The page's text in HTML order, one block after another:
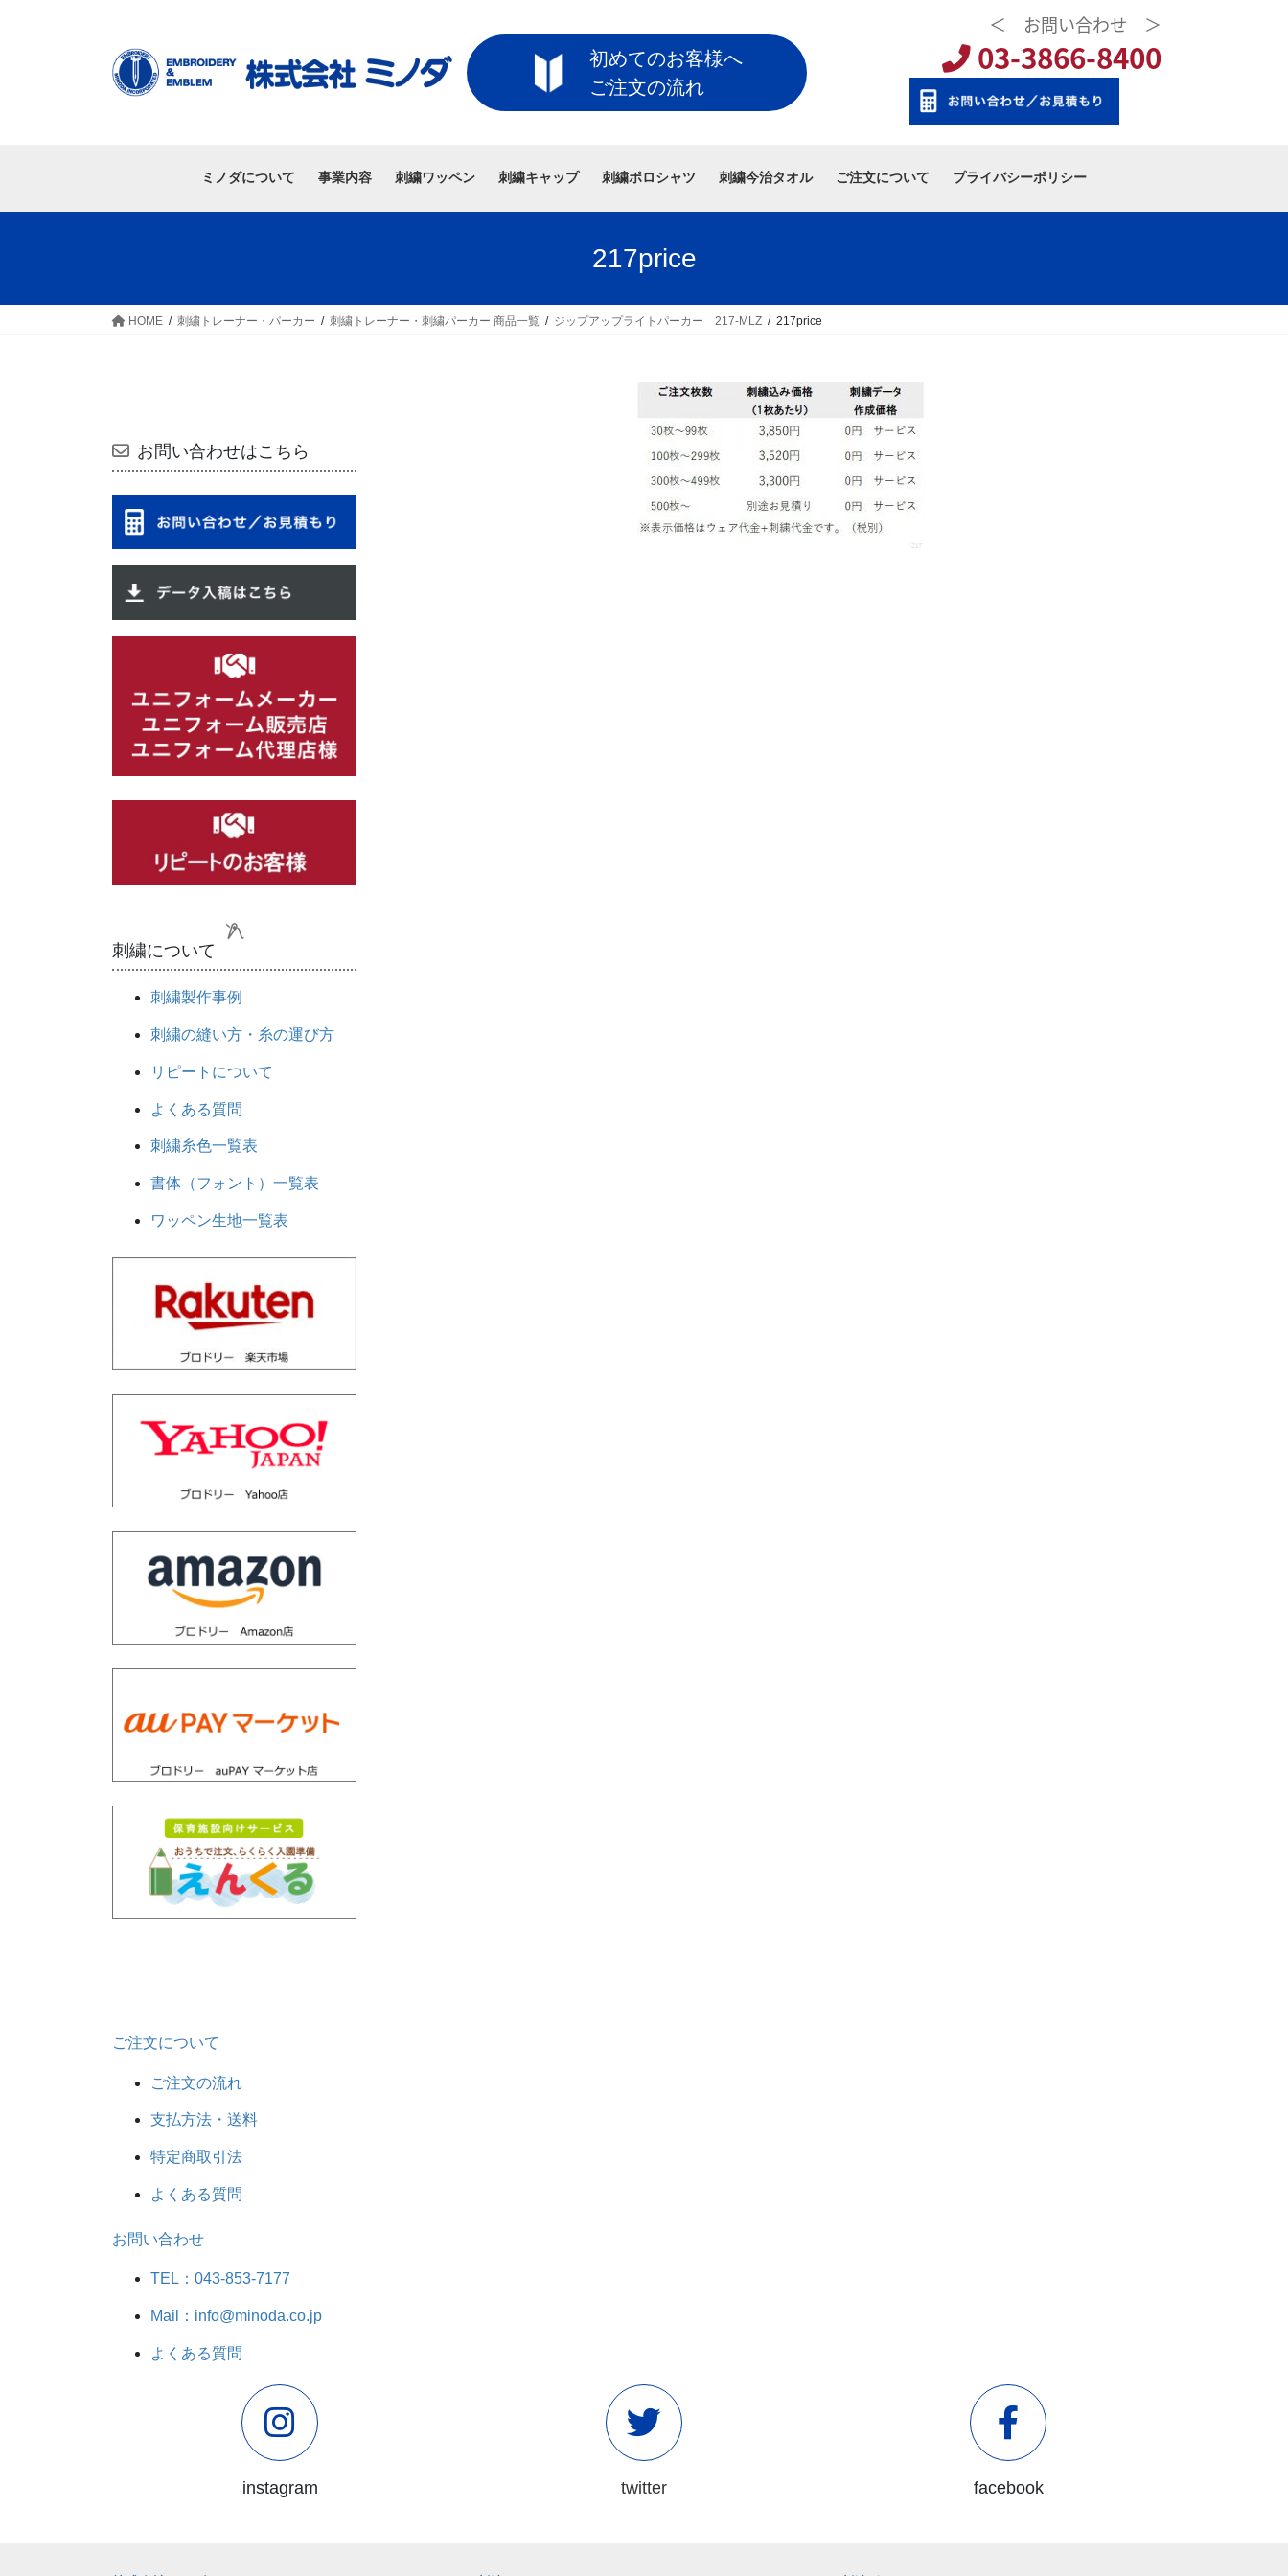
初めてのお客様へ
ご注文の流れ
＜ お問い合わせ ＞
03-3866-8400
ミノダについて 事業内容 刺繍ワッペン 刺繍キャップ 刺繍ポロシャツ 刺繍今治タオル ご注文について プライバシーポリシー
217price
HOME 刺繍トレーナー・パーカー 刺繍トレーナー・刺繍パーカー 商品一覧 ジップアップライトパーカー 217-MLZ 217price
お問い合わせはこちら
刺繍について
刺繍製作事例
刺繍の縫い方・糸の運び方
リピートについて
よくある質問
刺繍糸色一覧表
書体（フォント）一覧表
ワッペン生地一覧表
ご注文について
ご注文の流れ
支払方法・送料
特定商取引法
よくある質問
お問い合わせ
TEL：043-853-7177
Mail：info@minoda.co.jp
よくある質問
instagram twitter facebook